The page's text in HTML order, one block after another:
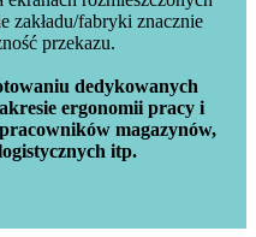
zakładu/fabryki znacznie
przekazu.
dedykowanych
ergonomii pracy i
magazynów,
itp.